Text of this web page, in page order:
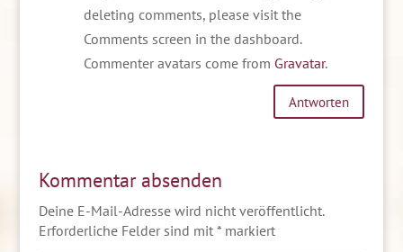
deleting comments, please visit the
Comments screen in the dashboard.
Commenter avatars come from Gravatar.
Antworten
Kommentar absenden
Deine E-Mail-Adresse wird nicht veröffentlicht.
Erforderliche Felder sind mit *markiert